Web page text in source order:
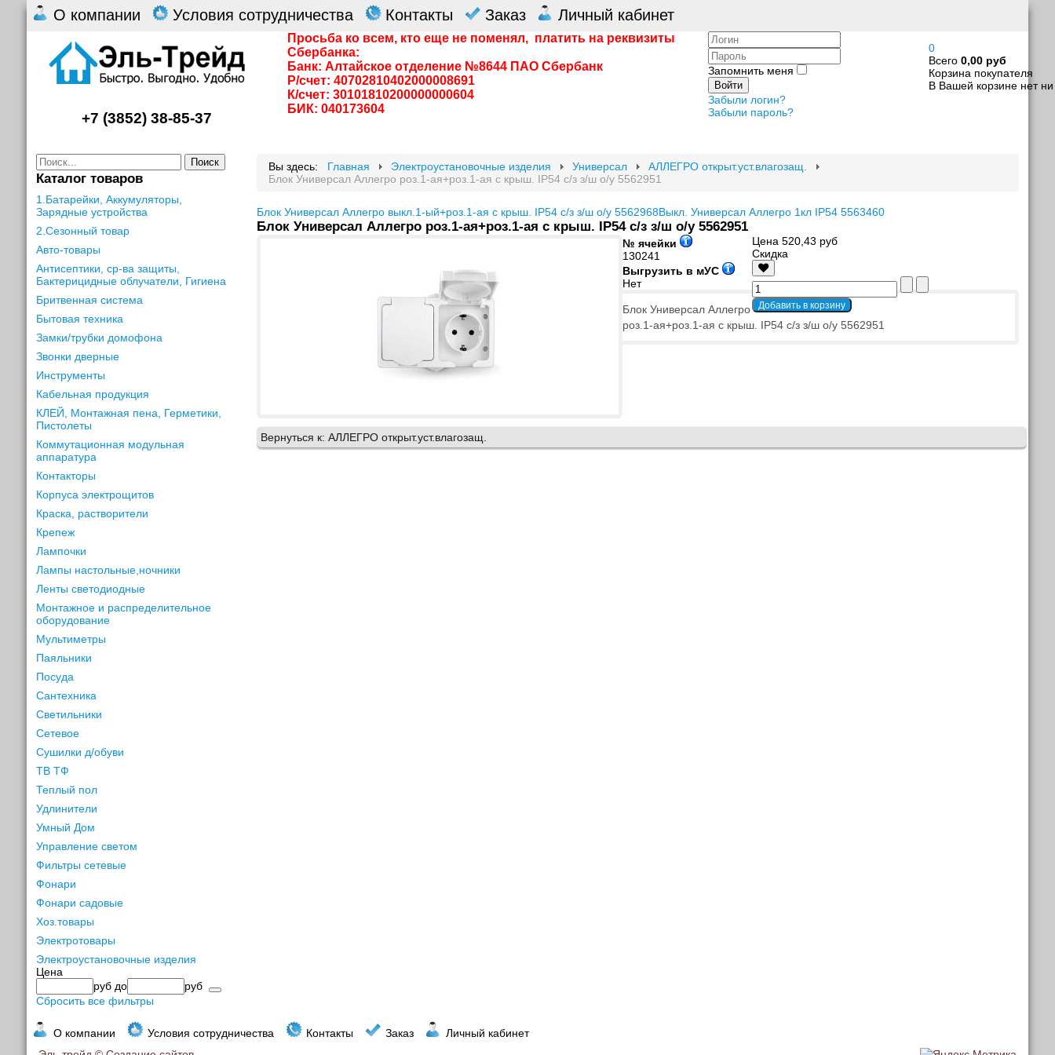
О компании Условия сотрудничества Контакты Заказ Личный кабинет
0
Всего 0,00 руб
Корзина покупателя
В Вашей корзине нет ни
Логин
Пароль
Запомнить меня
Войти
Забыли логин?
Забыли пароль?
Просьба ко всем, кто еще не поменял, платить на реквизиты
Сбербанка:
Банк: Алтайское отделение №8644 ПАО Сбербанк
Р/счет: 40702810402000008691
К/счет: 30101810200000000604
БИК: 040173604
+7 (3852) 38-85-37
Поиск
Каталог товаров
1.Батарейки, Аккумуляторы,
Зарядные устройства
2.Сезонный товар
Авто-товары
Антисептики, ср-ва защиты,
Бактерицидные облучатели, Гигиена
Бритвенная система
Бытовая техника
Замки/трубки домофона
Звонки дверные
Инструменты
Кабельная продукция
КЛЕЙ, Монтажная пена, Герметики,
Пистолеты
Коммутационная модульная
аппаратура
Контакторы
Корпуса электрощитов
Краска, растворители
Крепеж
Лампочки
Лампы настольные,ночники
Ленты светодиодные
Монтажное и распределительное
оборудование
Мультиметры
Паяльники
Посуда
Сантехника
Светильники
Сетевое
Сушилки д/обуви
ТВ ТФ
Теплый пол
Удлинители
Умный Дом
Управление светом
Фильтры сетевые
Фонари
Фонари садовые
Хоз.товары
Электротовары
Электроустановочные изделия
Цена
руб до
руб
Сбросить все фильтры
Вы здесь: Главная Электроустановочные изделия Универсал
АЛЛЕГРО открыт.уст.влагозащ.
Блок Универсал Аллегро роз.1-ая+роз.1-ая с крыш. IP54 с/з з/ш о/у 5562951
Блок Универсал Аллегро выкл.1-ый+роз.1-ая с крыш. IP54 с/з з/ш о/у 5562968Выкл. Универсал Аллегро 1кл IP54 5563460
Блок Универсал Аллегро роз.1-ая+роз.1-ая с крыш. IP54 с/з з/ш о/у 5562951
Цена 520,43 руб
Скидка
№ ячейки
130241
Выгрузить в мУС
Нет
Блок Универсал Аллегро
роз.1-ая+роз.1-ая с крыш. IP54 с/з з/ш о/у 5562951
Вернуться к: АЛЛЕГРО открыт.уст.влагозащ.
О компании Условия сотрудничества Контакты Заказ
Личный кабинет